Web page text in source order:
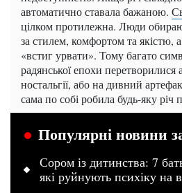
автоматично ставала бажаною.
цілком протилежна. Люди
за стилем, комфортом та якістю,
«встиг урвати». Тому багато
радянської епохи перетворилися
ностальгії, або на дивний
сама по собі робила будь-яку
Популярні новини
Сором із дитинства: 7
які руйнують психіку на